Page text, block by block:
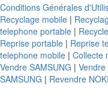
Conditions Générales
Recyclage mobile |
telephone portable |
Reprise portable | Reprise
telephone mobile | Collecte
Vendre SAMSUNG | Vendre
SAMSUNG | Revendre